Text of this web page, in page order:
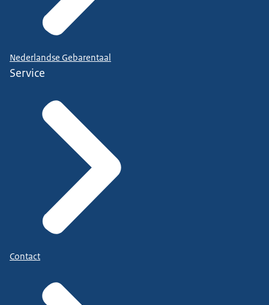
Nederlandse Gebarentaal
Service
Contact